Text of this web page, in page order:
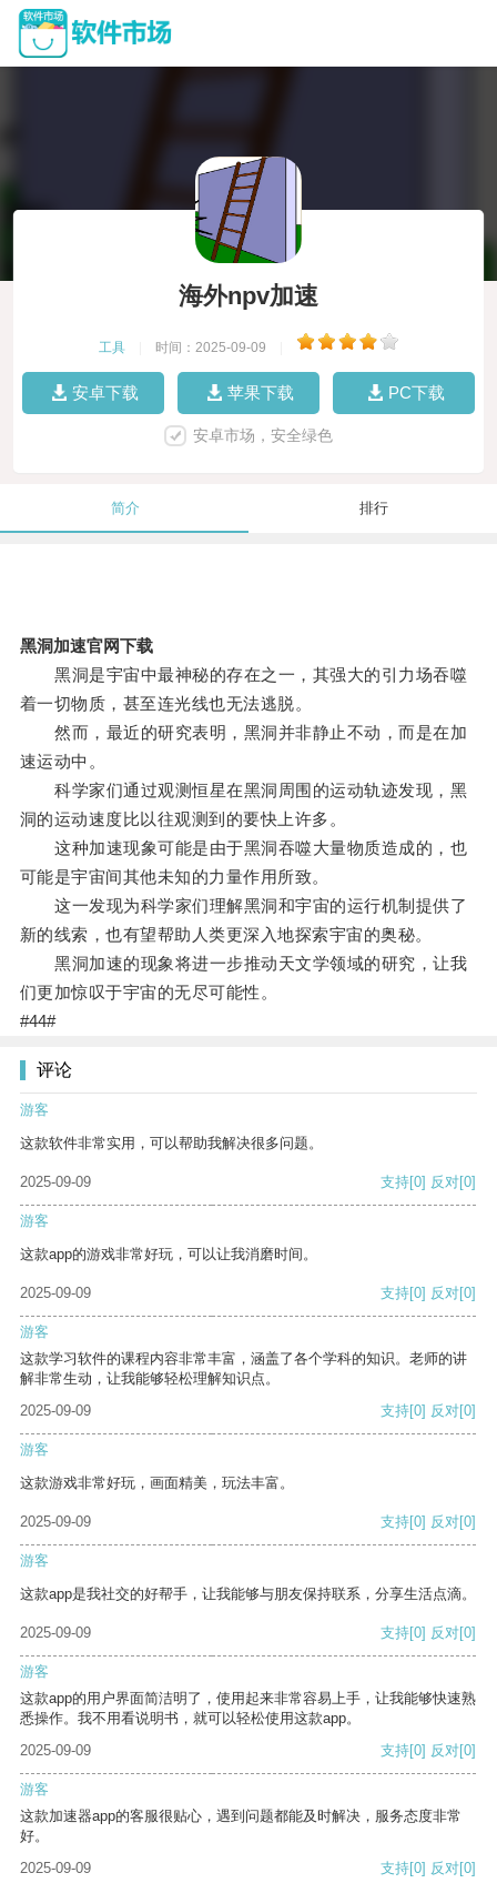
海外npv加速
工具 时间：2025-09-09
安卓下载 苹果下载 PC下载
安卓市场，安全绿色
简介 排行
黑洞加速官网下载
黑洞是宇宙中最神秘的存在之一，其强大的引力场吞噬
着一切物质，甚至连光线也无法逃脱。
然而，最近的研究表明，黑洞并非静止不动，而是在加
速运动中。
科学家们通过观测恒星在黑洞周围的运动轨迹发现，黑
洞的运动速度比以往观测到的要快上许多。
这种加速现象可能是由于黑洞吞噬大量物质造成的，也
可能是宇宙间其他未知的力量作用所致。
这一发现为科学家们理解黑洞和宇宙的运行机制提供了
新的线索，也有望帮助人类更深入地探索宇宙的奥秘。
黑洞加速的现象将进一步推动天文学领域的研究，让我
们更加惊叹于宇宙的无尽可能性。
#44#
评论
游客
这款软件非常实用，可以帮助我解决很多问题。
2025-09-09 支持[0] 反对[0]
游客
这款app的游戏非常好玩，可以让我消磨时间。
2025-09-09 支持[0] 反对[0]
游客
这款学习软件的课程内容非常丰富，涵盖了各个学科的知识。老师的讲
解非常生动，让我能够轻松理解知识点。
2025-09-09
支持[0] 反对[0]
游客
这款游戏非常好玩，画面精美，玩法丰富。
2025-09-09 支持[0] 反对[0]
游客
这款app是我社交的好帮手，让我能够与朋友保持联系，分享生活点滴。
2025-09-09 支持[0] 反对[0]
游客
这款app的用户界面简洁明了，使用起来非常容易上手，让我能够快速熟
悉操作。我不用看说明书，就可以轻松使用这款app。
2025-09-09
支持[0] 反对[0]
游客
这款加速器app的客服很贴心，遇到问题都能及时解决，服务态度非常
好。
2025-09-09
支持[0] 反对[0]